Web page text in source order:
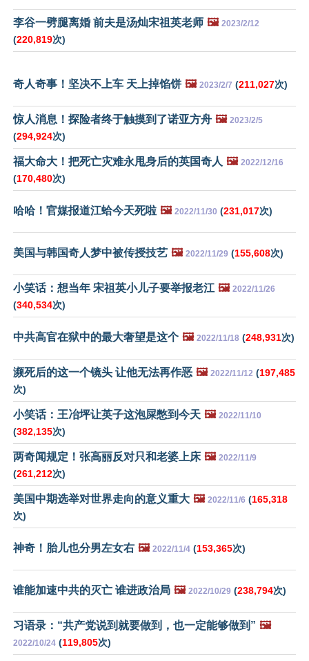
李谷一劈腿离婚 前夫是汤灿宋祖英老师 🖼️ 2023/2/12
(220,819次)
奇人奇事！坚决不上车 天上掉馅饼 🖼️ 2023/2/7 (211,027次)
惊人消息！探险者终于触摸到了诺亚方舟 🖼️ 2023/2/5
(294,924次)
福大命大！把死亡灾难永甩身后的英国奇人 🖼️ 2022/12/16
(170,480次)
哈哈！官媒报道江蛤今天死啦 🖼️ 2022/11/30 (231,017次)
美国与韩国奇人梦中被传授技艺 🖼️ 2022/11/29 (155,608次)
小笑话：想当年 宋祖英小儿子要举报老江 🖼️ 2022/11/26
(340,534次)
中共高官在狱中的最大奢望是这个 🖼️ 2022/11/18 (248,931次)
濒死后的这一个镜头 让他无法再作恶 🖼️ 2022/11/12 (197,485
次)
小笑话：王冶坪让英子这泡屎憋到今天 🖼️ 2022/11/10
(382,135次)
两奇闻规定！张高丽反对只和老婆上床 🖼️ 2022/11/9
(261,212次)
美国中期选举对世界走向的意义重大 🖼️ 2022/11/6 (165,318
次)
神奇！胎儿也分男左女右 🖼️ 2022/11/4 (153,365次)
谁能加速中共的灭亡 谁进政治局 🖼️ 2022/10/29 (238,794次)
习语录：“共产党说到就要做到，也一定能够做到” 🖼️
2022/10/24 (119,805次)